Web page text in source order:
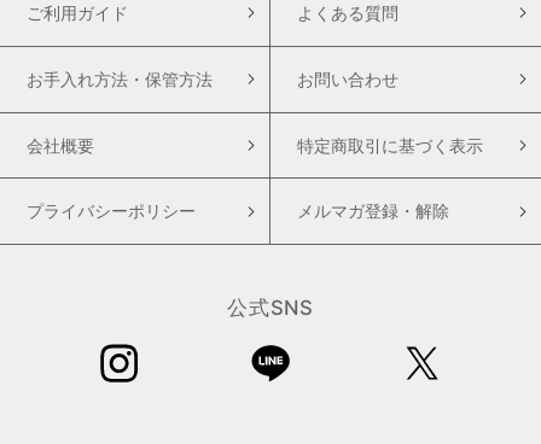
ご利用ガイド よくある質問
お手入れ方法・保管方法 お問い合わせ
会社概要 特定商取引に基づく表示
プライバシーポリシー メルマガ登録・解除
公式SNS